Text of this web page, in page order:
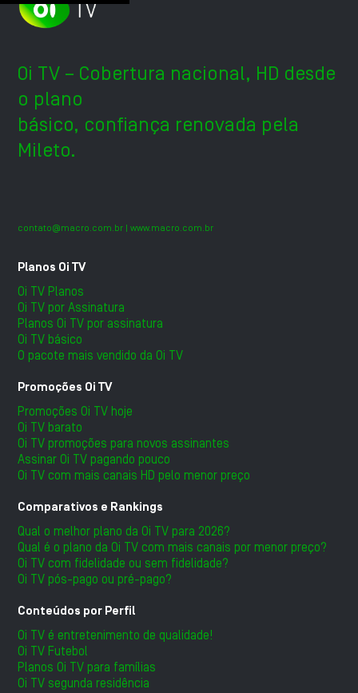
Oi TV – Cobertura nacional, HD desde
o plano
básico, confiança renovada pela
Mileto.
contato@macro.com.br | www.macro.com.br
Planos Oi TV
Oi TV Planos
Oi TV por Assinatura
Planos Oi TV por assinatura
Oi TV básico
O pacote mais vendido da Oi TV
Promoções Oi TV
Promoções Oi TV hoje
Oi TV barato
Oi TV promoções para novos assinantes
Assinar Oi TV pagando pouco
Oi TV com mais canais HD pelo menor preço
Comparativos e Rankings
Qual o melhor plano da Oi TV para 2026?
Qual é o plano da Oi TV com mais canais por menor preço?
Oi TV com fidelidade ou sem fidelidade?
Oi TV pós-pago ou pré-pago?
Conteúdos por Perfil
Oi TV é entretenimento de qualidade!
Oi TV Futebol
Planos Oi TV para famílias
Oi TV segunda residência